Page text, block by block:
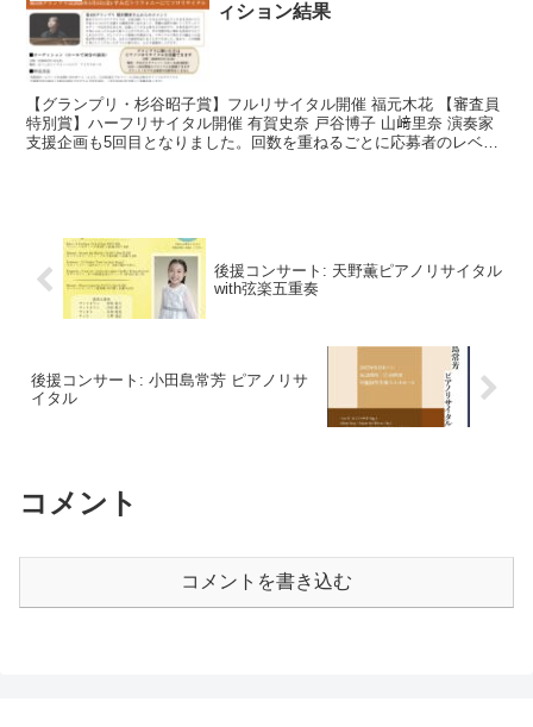
ィション結果
【グランプリ・杉谷昭子賞】フルリサイタル開催 福元木花 【審査員
特別賞】ハーフリサイタル開催 有賀史奈 戸谷博子 山﨑里奈 演奏家
支援企画も5回目となりました。回数を重ねるごとに応募者のレベル
後援コンサート: 天野薫ピアノリサイタル
with弦楽五重奏
後援コンサート: 小田島常芳 ピアノリサ
イタル
コメント
コメントを書き込む